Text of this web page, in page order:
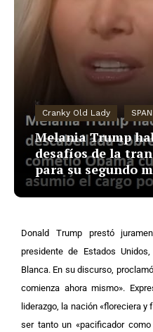
Cranky Old Lady
Melania Trump
desafíos de la
para su segundo
Donald Trump prestó
presidente de Estados
Blanca. En su discurso,
comienza ahora mismo».
liderazgo, la nación «floreciera
ser tanto un «pacificador